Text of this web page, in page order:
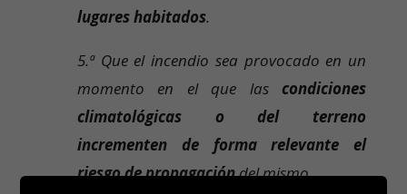
lugares habitados.
5.ª Que el incendio sea provocado en un
momento en el que las condiciones
climatológicas o del terreno
incrementen
de forma relevante el
riesgode propagacióndel mismo.